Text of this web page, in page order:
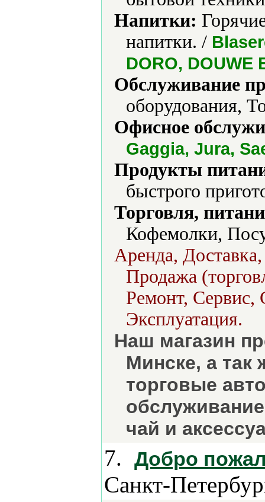
Напитки:
напитки. /
DORO, DOUWE
Обслуживание
оборудования,
Офисное
Gaggia, Jura,
Продукты
быстрого
Торговля,
Кофемолки,
Аренда,
Продажа
Ремонт, Сервис,
Эксплуатация.
Наш магазин
Минске, а
торговые
чай и
7. Добро
Санкт-